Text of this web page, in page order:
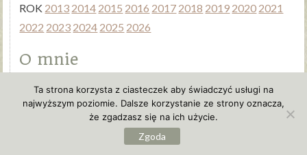
ROK 2013 2014 2015 2016 2017 2018 2019 2020 2021
2022 2023 2024 2025 2026
O mnie
Trochę prywatności
Znajdziesz mnie również na
Ta strona korzysta z ciasteczek aby świadczyć usługi na
najwyższym poziomie. Dalsze korzystanie ze strony oznacza,
że zgadzasz się na ich użycie.
Zgoda